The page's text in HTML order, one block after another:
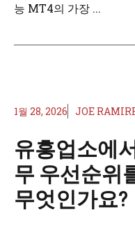
능 MT4의 가장 ...
1월 28, 2026 JOE
유흥업소에
무 우선순위
무엇인가요?